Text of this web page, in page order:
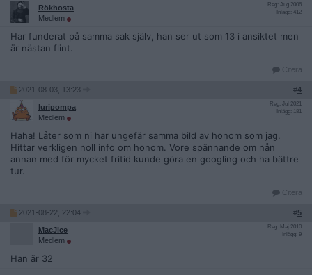
Rökhosta
Medlem
Reg: Aug 2006
Inlägg: 412
Har funderat på samma sak själv, han ser ut som 13 i ansiktet men
är nästan flint.
Citera
2021-08-03, 13:23 #4
luripompa
Medlem
Reg: Jul 2021
Inlägg: 181
Haha! Låter som ni har ungefär samma bild av honom som jag.
Hittar verkligen noll info om honom. Vore spännande om nån
annan med för mycket fritid kunde göra en googling och ha bättre
tur.
Citera
2021-08-22, 22:04 #5
MacJice
Medlem
Reg: Maj 2010
Inlägg: 9
Han är 32